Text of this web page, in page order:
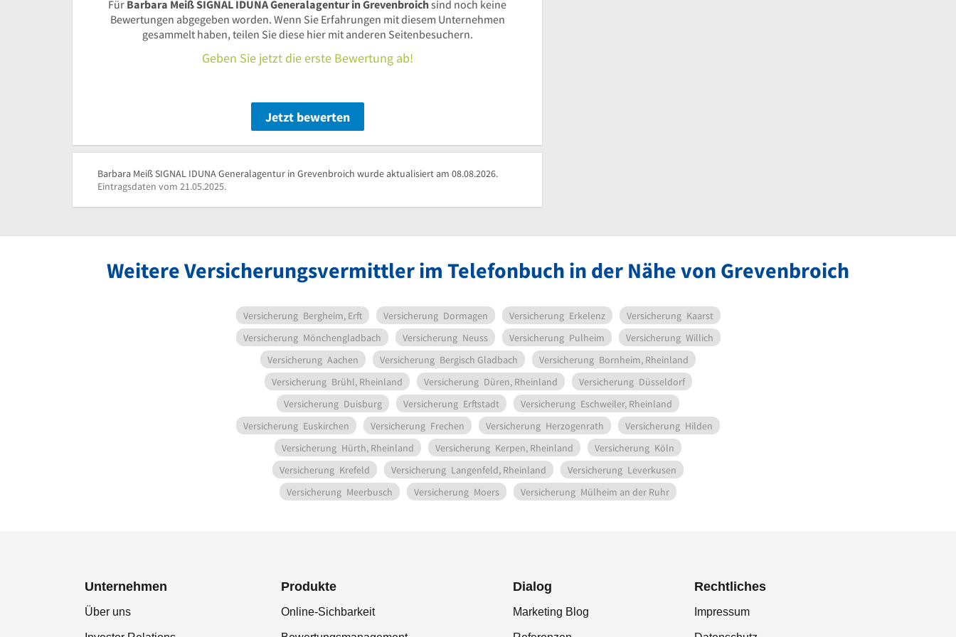
Für Barbara Meiß SIGNAL IDUNA Generalagentur in Grevenbroichsind noch keine
Bewertungen abgegeben worden. Wenn Sie Erfahrungen mit diesem Unternehmen
gesammelt haben, teilen Sie diese hier mit anderen Seitenbesuchern.
Geben Sie jetzt die erste Bewertung ab!
Jetzt bewerten
Barbara Meiß SIGNAL IDUNA Generalagentur in Grevenbroich wurde aktualisiert am 08.08.2026.
Eintragsdaten vom 21.05.2025.
Weitere Versicherungsvermittler im Telefonbuch in der Nähe von Grevenbroich
Versicherung Bergheim, Erft Versicherung Dormagen Versicherung Erkelenz Versicherung Kaarst
Versicherung Mönchengladbach Versicherung Neuss Versicherung Pulheim Versicherung Willich
Versicherung Aachen Versicherung Bergisch Gladbach Versicherung Bornheim, Rheinland
Versicherung Brühl, Rheinland Versicherung Düren, Rheinland Versicherung Düsseldorf
Versicherung Duisburg Versicherung Erftstadt Versicherung Eschweiler, Rheinland
Versicherung Euskirchen Versicherung Frechen Versicherung Herzogenrath Versicherung Hilden
Versicherung Hürth, Rheinland Versicherung Kerpen, Rheinland Versicherung Köln
Versicherung Krefeld Versicherung Langenfeld, Rheinland Versicherung Leverkusen
Versicherung Meerbusch Versicherung Moers Versicherung Mülheim an der Ruhr
Unternehmen
Über uns
Produkte
Online-Sichbarkeit
Dialog
Marketing Blog
Rechtliches
Impressum